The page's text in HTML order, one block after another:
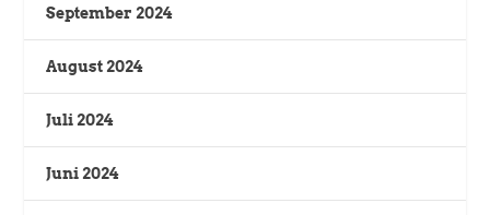
September 2024
August 2024
Juli 2024
Juni 2024